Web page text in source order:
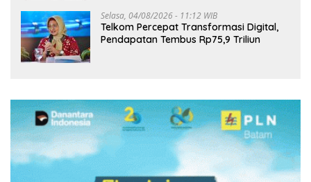
Selasa, 04/08/2026 - 11:12 WIB
Telkom Percepat Transformasi Digital,
Pendapatan Tembus Rp75,9 Triliun